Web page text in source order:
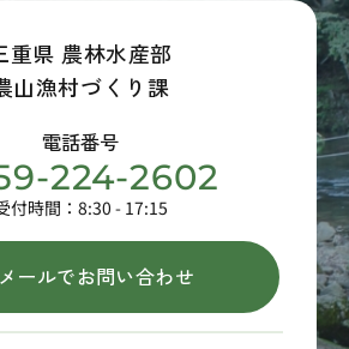
重県 農林水産部
山漁村づくり課
電話番号
224-2602
付時間：8:30 - 17:15
ールでお問い合わせ